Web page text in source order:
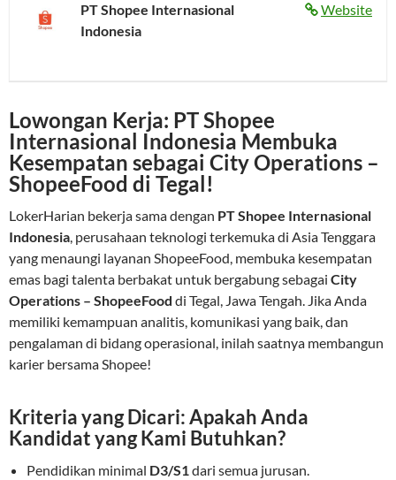
Website
PT Shopee Internasional
Indonesia
Lowongan Kerja: PT Shopee
Internasional Indonesia Membuka
Kesempatan sebagai City Operations –
ShopeeFood di Tegal!
LokerHarian bekerja sama dengan PT Shopee Internasional
Indonesia, perusahaan teknologi terkemuka di Asia Tenggara
yang menaungi layanan ShopeeFood, membuka kesempatan
emas bagi talenta berbakat untuk bergabung sebagai City
Operations – ShopeeFood di Tegal, Jawa Tengah. Jika Anda
memiliki kemampuan analitis, komunikasi yang baik, dan
pengalaman di bidang operasional, inilah saatnya membangun
karier bersama Shopee!
Kriteria yang Dicari: Apakah Anda
Kandidat yang Kami Butuhkan?
Pendidikan minimal D3/S1dari semua jurusan.